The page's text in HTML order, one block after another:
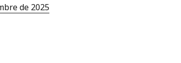
de 2025